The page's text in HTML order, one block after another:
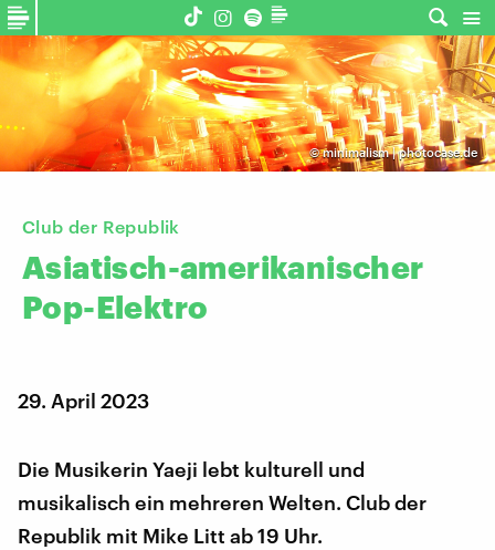
©minimalism | photocase.de
Club der Republik
Asiatisch-amerikanischer
Pop-Elektro
29. April 2023
Die Musikerin Yaeji lebt kulturell und
musikalisch ein mehreren Welten. Club der
Republik mit Mike Litt ab 19 Uhr.